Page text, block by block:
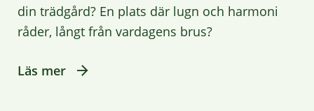
din trädgård? En plats där lugn och harmoni
råder, långt från vardagens brus?
Läs mer